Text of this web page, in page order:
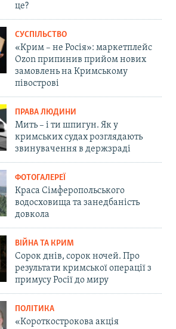
це?
СУСПІЛЬСТВО
«Крим – не Росія»: маркетплейс
Ozon припинив прийом нових
замовлень на Кримському
півострові
ПРАВА ЛЮДИНИ
Мить – і ти шпигун. Як у
кримських судах розглядають
звинувачення в держзраді
ФОТОГАЛЕРЕЇ
Краса Сімферопольського
водосховища та занедбаність
довкола
ВІЙНА ТА КРИМ
Сорок днів, сорок ночей. Про
результати кримської операції з
примусу Росії до миру
ПОЛІТИКА
«Короткострокова акція